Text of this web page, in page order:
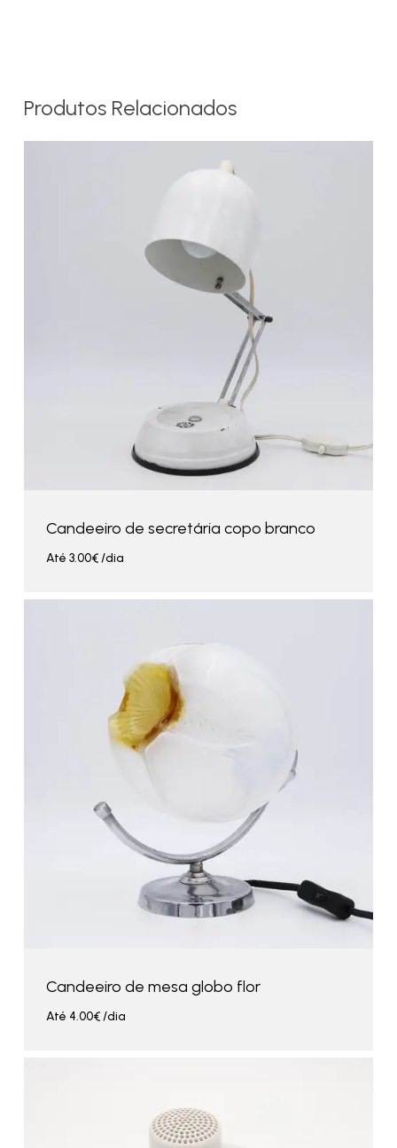
Produtos Relacionados
Candeeiro de secretária copo branco
Até 3.00€/dia
Candeeiro de mesa globo flor
Até 4.00€/dia